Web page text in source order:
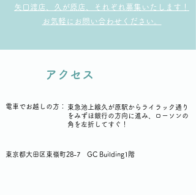
矢口渡店、久が原店、それぞれ募集いたします！
​お気軽にお問い合わせください。
アクセス
電車でお越しの方： 東急池上線久が原駅から ライラック通り
をみずほ銀行の方向に進み、
ローソンの
角を左折してすぐ！​
東京都大田区東嶺町28-7 GC Building1階